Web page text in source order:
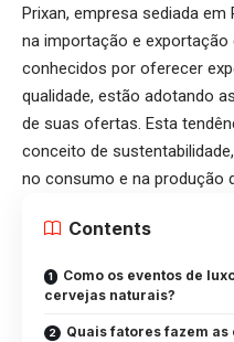
Prixan, empresa sediada
na importação e exportação
conhecidos por oferecer
qualidade, estão adotando
de suas ofertas. Esta
conceito de
no consumo e na produção
Contents
Como os eventos de
cervejas naturais?
Quais fatores fazem